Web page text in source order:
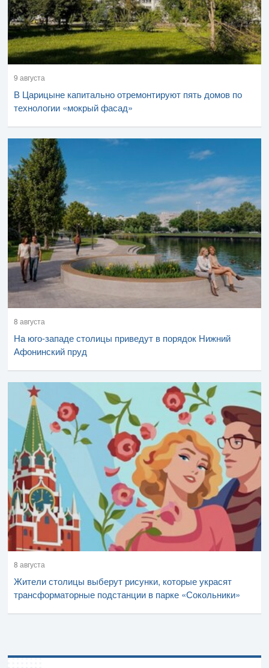
9 августа
В Царицыне капитально отремонтируют пять домов по
технологии «мокрый фасад»
8 августа
На юго-западе столицы приведут в порядок Нижний
Афонинский пруд
8 августа
Жители столицы выберут рисунки, которые украсят
трансформаторные подстанции в парке «Сокольники»